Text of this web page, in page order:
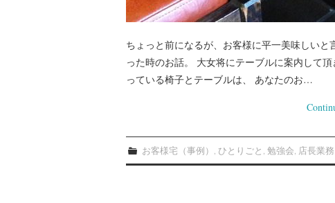
ちょっと前になるが、お客様に平一美味しい
った時のお話。 大女将にテーブルに案内して
っている椅子とテーブルは、 あなたのお…
お客様宅（事例） , ひとりごと ,勉強会, 店長業務